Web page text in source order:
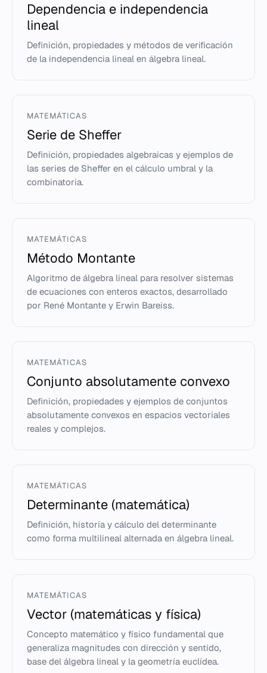
Dependencia e independencia
lineal
Definición, propiedades y métodos de verificación
de la independencia lineal en álgebra lineal.
MATEMÁTICAS
Serie de Sheffer
Definición, propiedades algebraicas y ejemplos de
las series de Sheffer en el cálculo umbral y la
combinatoria.
MATEMÁTICAS
Método Montante
Algoritmo de álgebra lineal para resolver sistemas
de ecuaciones con enteros exactos, desarrollado
por René Montante y Erwin Bareiss.
MATEMÁTICAS
Conjunto absolutamente convexo
Definición, propiedades y ejemplos de conjuntos
absolutamente convexos en espacios vectoriales
reales y complejos.
MATEMÁTICAS
Determinante (matemática)
Definición, historia y cálculo del determinante
como forma multilineal alternada en álgebra lineal.
MATEMÁTICAS
Vector (matemáticas y física)
Concepto matemático y físico fundamental que
generaliza magnitudes con dirección y sentido,
base del álgebra lineal y la geometría euclídea.